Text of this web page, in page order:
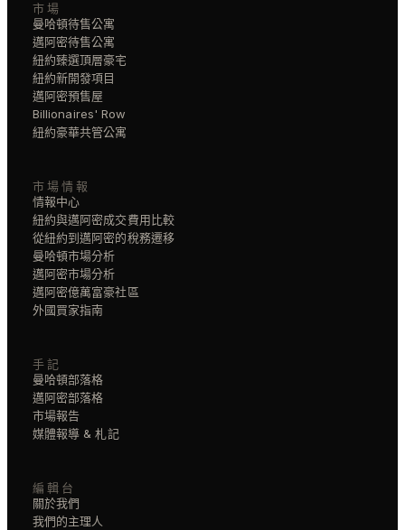
市場
曼哈頓待售公寓
邁阿密待售公寓
紐約臻選頂層豪宅
紐約新開發項目
邁阿密預售屋
Billionaires' Row
紐約豪華共管公寓
市場情報
情報中心
紐約與邁阿密成交費用比較
從紐約到邁阿密的稅務遷移
曼哈頓市場分析
邁阿密市場分析
邁阿密億萬富豪社區
外國買家指南
手記
曼哈頓部落格
邁阿密部落格
市場報告
媒體報導 & 札記
編輯台
關於我們
我們的主理人